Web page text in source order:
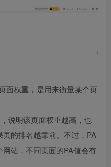
面权重，是用来衡量某个页
说明该页面权重越高，也
的排名越靠前。不过，PA
站，不同页面的PA值会有